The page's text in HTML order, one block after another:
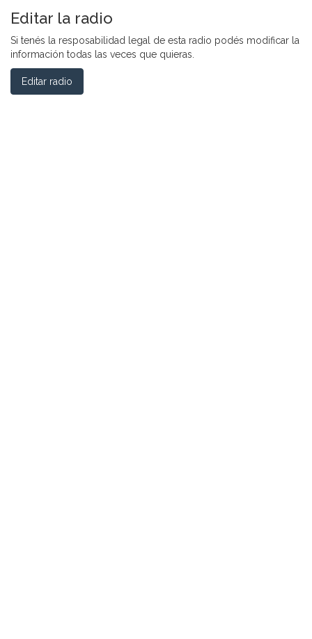
Editar la radio
Si tenés la resposabilidad legal de esta radio podés modificar la
información todas las veces que quieras.
Editar radio